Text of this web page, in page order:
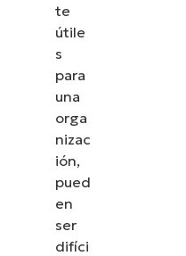
te
útile
s
para
una
orga
nizac
ión,
pued
en
ser
difíci